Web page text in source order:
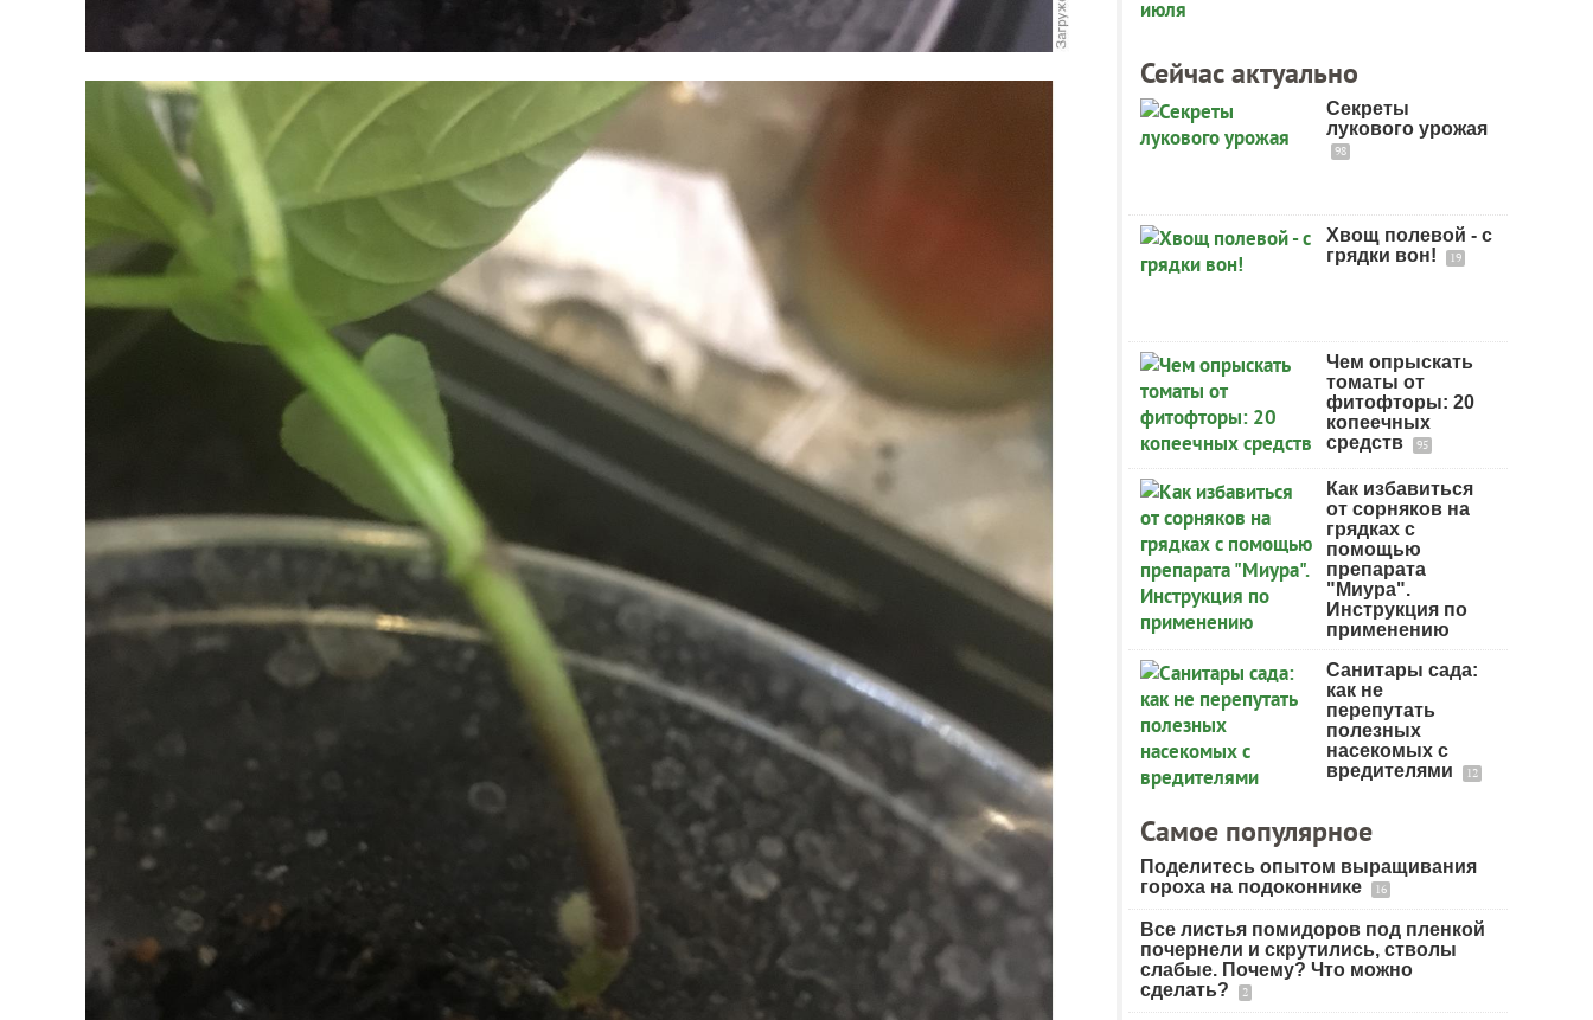
Сейчас актуально
Секреты
лукового урожая
98
Хвощ полевой - с
грядки вон!
19
Чем опрыскать
томаты от
фитофторы: 20
копеечных
средств
95
Как избавиться
от сорняков на
грядках с
помощью
препарата
"Миура".
Инструкция по
применению
Санитары сада:
как не
перепутать
полезных
насекомых с
вредителями
12
Самое популярное
Поделитесь опытом выращивания
гороха на подоконнике
16
Все листья помидоров под пленкой
почернели и скрутились, стволы
слабые. Почему? Что можно
сделать?
2